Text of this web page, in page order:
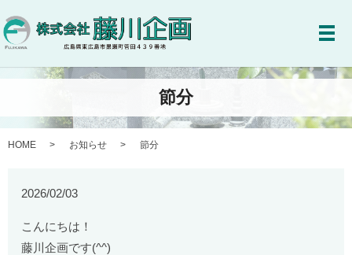
メ
節分
HOME お知らせ 節分
2026/02/03
こんにちは！
藤川企画です(^^)